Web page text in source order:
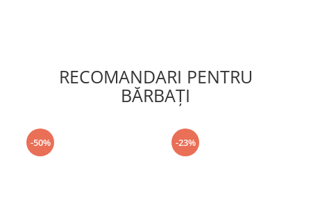
RECOMANDARI PENTRU
BĂRBAŢI
-50% -23%